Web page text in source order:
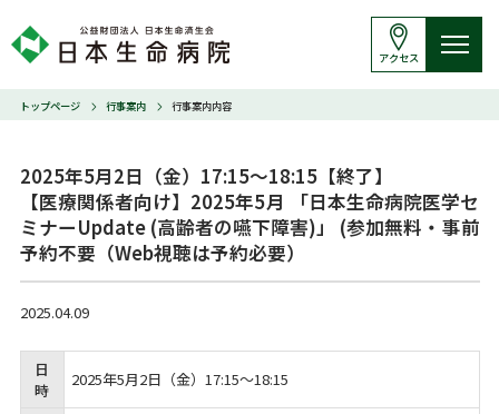
アクセス
トップページ 行事案内 行事案内内容
2025年5月2日（金）17:15～18:15【終了】
【医療関係者向け】2025年5月 「日本生命病院医学セ
ミナーUpdate (高齢者の嚥下障害)」 (参加無料・事前
予約不要（Web視聴は予約必要）
2025.04.09
日
時
2025年5月2日（金）17:15～18:15